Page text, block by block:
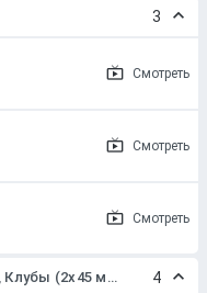
3
Смотреть
Смотреть
Смотреть
Товарищеские Матчи, Клубы (2x45 мин. или 2x40 мин.) 4